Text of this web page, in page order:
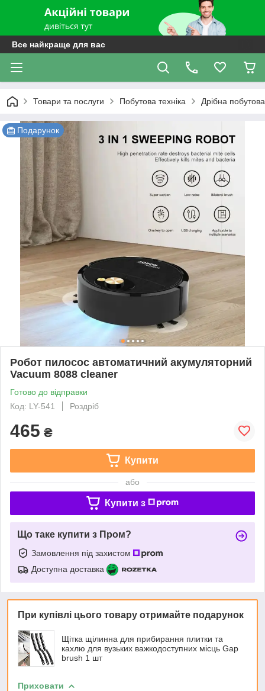
Все найкраще для вас
Товари та послуги Побутова техніка Дрібна
Подарунок
Робот пилосос автоматичний акумуляторний
Vacuum 8088 cleaner
Готово до відправки
Код: LY-541
Роздріб
465 ₴
Купити
або
Купити з
Що таке купити з Пром?
Замовлення під захистом
Доступна доставка
При купівлі цього товару отримайте подарунок
Щітка щілинна для прибирання плитки та
кахлю для вузьких важкодоступних місць Gap
brush 1 шт
Приховати